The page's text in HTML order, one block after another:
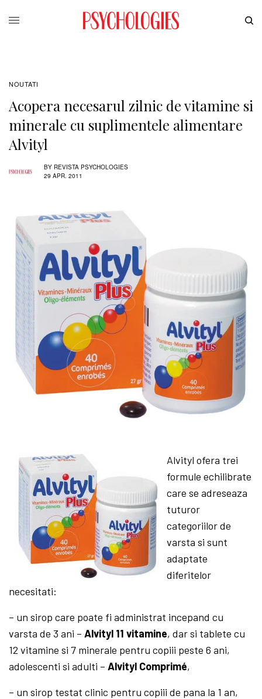
NOUTATI
Acopera necesarul zilnic de vitamine si
minerale cu suplimentele alimentare
Alvityl
BY REVISTA PSYCHOLOGIES
29 APR. 2011
Alvityl ofera trei
formule echilibrate
care se adreseaza
tuturor
categoriilor de
varsta si sunt
adaptate
diferitelor
necesitati:
– un sirop care poate fi administrat incepand cu
varsta de 3 ani –Alvityl 11 vitamine, dar si tablete cu
12 vitamine si 7 minerale pentru copiii peste 6 ani,
adolescenti si adulti –Alvityl Comprimé,
– un sirop testat clinic pentru copiii de pana la 1 an,